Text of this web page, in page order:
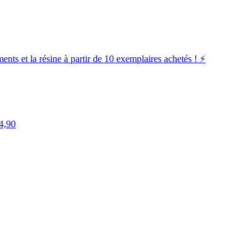
et la résine à partir de 10 exemplaires achetés ! ⚡️